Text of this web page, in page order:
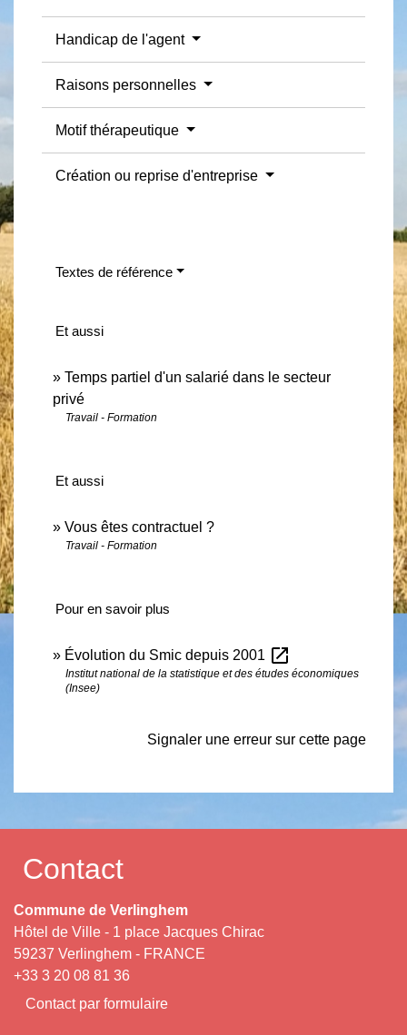
Handicap de l'agent
Raisons personnelles
Motif thérapeutique
Création ou reprise d'entreprise
Textes de référence
Et aussi
Temps partiel d'un salarié dans le secteur
privé
Travail - Formation
Et aussi
Vous êtes contractuel ?
Travail - Formation
Pour en savoir plus
Évolution du Smic depuis 2001 open_in_new
Institut national de la statistique et des études économiques
(Insee)
Signaler une erreur sur cette page
Contact
Commune de Verlinghem
Hôtel de Ville - 1 place Jacques Chirac
59237 Verlinghem - FRANCE
+33 3 20 08 81 36
Contact par formulaire